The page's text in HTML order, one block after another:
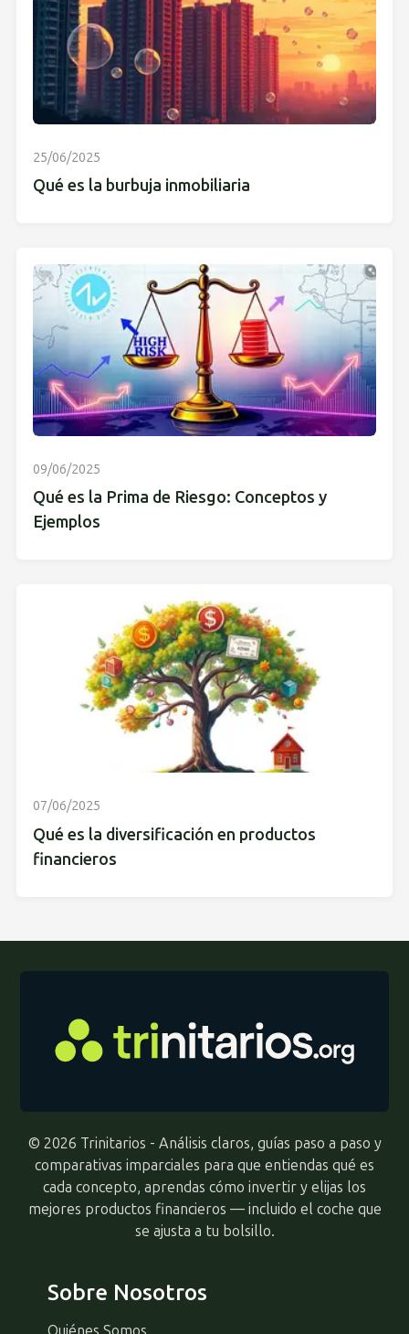
25/06/2025
Qué es la burbuja inmobiliaria
09/06/2025
Qué es la Prima de Riesgo: Conceptos y
Ejemplos
07/06/2025
Qué es la diversificación en productos
financieros
© 2026 Trinitarios - Análisis claros, guías paso a paso y
comparativas imparciales para que entiendas qué es
cada concepto, aprendas cómo invertir y elijas los
mejores productos financieros — incluido el coche que
se ajusta a tu bolsillo.
Sobre Nosotros